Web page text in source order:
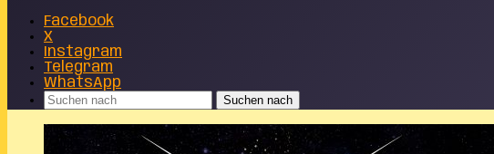
Facebook
X
Instagram
Telegram
WhatsApp
Suchen nach